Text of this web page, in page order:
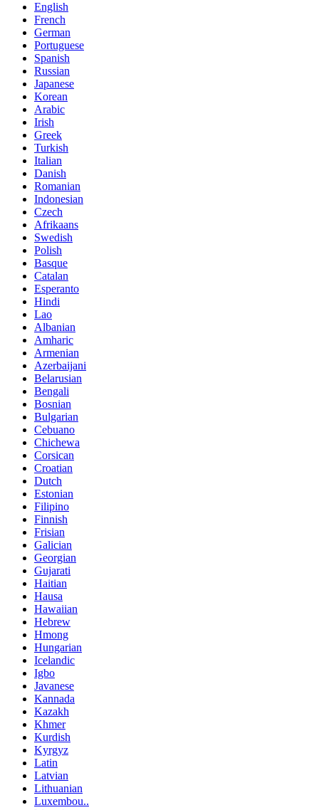
English
French
German
Portuguese
Spanish
Russian
Japanese
Korean
Arabic
Irish
Greek
Turkish
Italian
Danish
Romanian
Indonesian
Czech
Afrikaans
Swedish
Polish
Basque
Catalan
Esperanto
Hindi
Lao
Albanian
Amharic
Armenian
Azerbaijani
Belarusian
Bengali
Bosnian
Bulgarian
Cebuano
Chichewa
Corsican
Croatian
Dutch
Estonian
Filipino
Finnish
Frisian
Galician
Georgian
Gujarati
Haitian
Hausa
Hawaiian
Hebrew
Hmong
Hungarian
Icelandic
Igbo
Javanese
Kannada
Kazakh
Khmer
Kurdish
Kyrgyz
Latin
Latvian
Lithuanian
Luxembou..